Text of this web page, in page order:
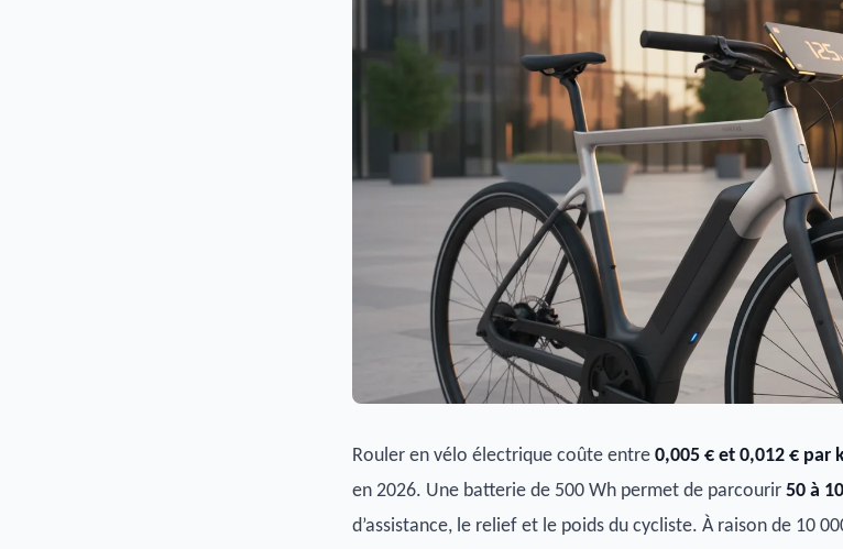
Rouler en vélo électrique coûte entre 0,005 € et 0,012 € par
en 2026. Une batterie de 500 Wh permet de parcourir 50 à
d’assistance, le relief et le poids du cycliste. À raison de 10